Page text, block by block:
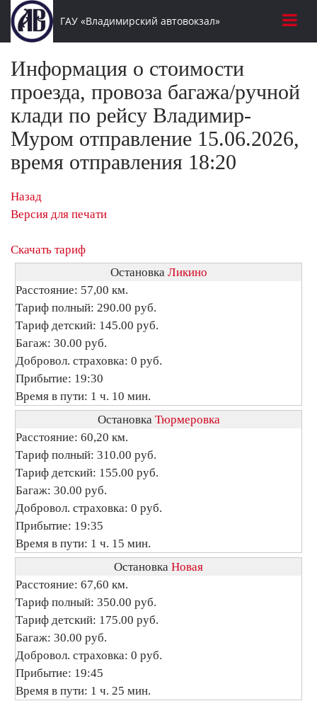
ГАУ «Владимирский автовокзал»
Информация о стоимости
проезда, провоза багажа/ручной
клади по рейсу Владимир-
Муром отправление 15.06.2026,
время отправления 18:20
Назад
Версия для печати
Скачать тариф
Остановка Ликино
Расстояние: 57,00 км.
Тариф полный: 290.00 руб.
Тариф детский: 145.00 руб.
Багаж: 30.00 руб.
Добровол. страховка: 0 руб.
Прибытие: 19:30
Время в пути: 1 ч. 10 мин.
Остановка Тюрмеровка
Расстояние: 60,20 км.
Тариф полный: 310.00 руб.
Тариф детский: 155.00 руб.
Багаж: 30.00 руб.
Добровол. страховка: 0 руб.
Прибытие: 19:35
Время в пути: 1 ч. 15 мин.
Остановка Новая
Расстояние: 67,60 км.
Тариф полный: 350.00 руб.
Тариф детский: 175.00 руб.
Багаж: 30.00 руб.
Добровол. страховка: 0 руб.
Прибытие: 19:45
Время в пути: 1 ч. 25 мин.